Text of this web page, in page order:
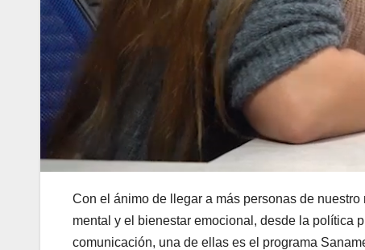
Con el ánimo de llegar a más personas de
mental y el bienestar emocional, desde la política
comunicación, una de ellas es el programa